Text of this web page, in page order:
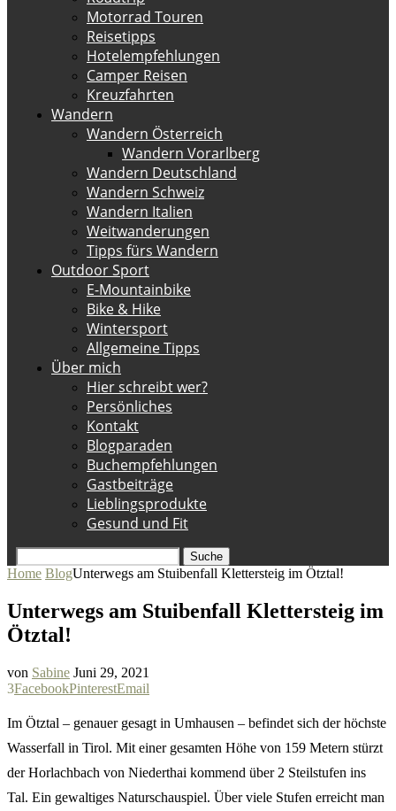
Motorrad Touren
Reisetipps
Hotelempfehlungen
Camper Reisen
Kreuzfahrten
Wandern
Wandern Österreich
Wandern Vorarlberg
Wandern Deutschland
Wandern Schweiz
Wandern Italien
Weitwanderungen
Tipps fürs Wandern
Outdoor Sport
E-Mountainbike
Bike & Hike
Wintersport
Allgemeine Tipps
Über mich
Hier schreibt wer?
Persönliches
Kontakt
Blogparaden
Buchempfehlungen
Gastbeiträge
Lieblingsprodukte
Gesund und Fit
Suche
Home BlogUnterwegs am Stuibenfall Klettersteig im Ötztal!
Unterwegs am Stuibenfall Klettersteig im
Ötztal!
von Sabine Juni 29, 2021
3FacebookPinterestEmail
Im Ötztal – genauer gesagt in Umhausen – befindet sich der höchste
Wasserfall in Tirol. Mit einer gesamten Höhe von 159 Metern stürzt
der Horlachbach von Niederthai kommend über 2 Steilstufen ins
Tal. Ein gewaltiges Naturschauspiel. Über viele Stufen erreicht man